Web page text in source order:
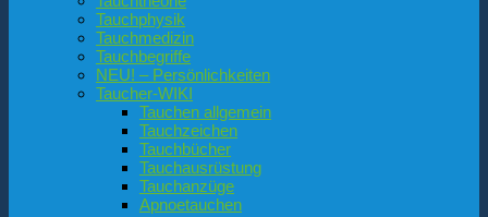
Tauchphysik
Tauchmedizin
Tauchbegriffe
NEU! – Persönlichkeiten
Taucher-WIKI
Tauchen allgemein
Tauchzeichen
Tauchbücher
Tauchausrüstung
Tauchanzüge
Apnoetauchen